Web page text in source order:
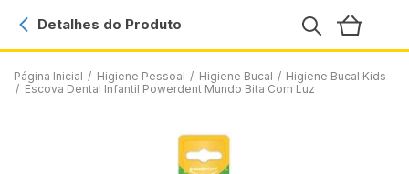
Página Inicial / Higiene Pessoal / Higiene Bucal / Higiene Bucal Kids
/ Escova Dental Infantil Powerdent Mundo Bita Com Luz
Detalhes do Produto